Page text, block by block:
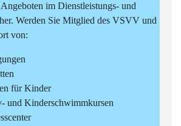
im Dienstleistungs- und
Werden Sie Mitglied des VSVV und
von:
für Kinder
und Kinderschwimmkursen